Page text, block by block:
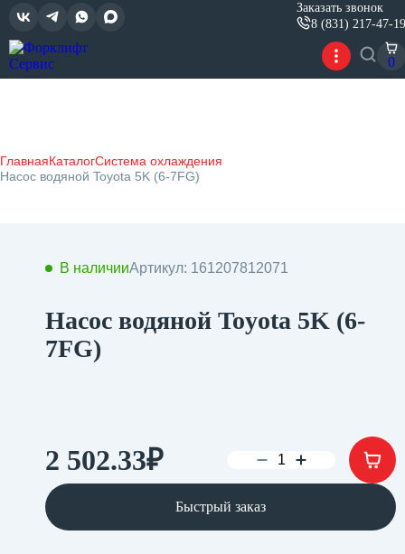
Заказать звонок
8 (831) 217-47-19
0
ГлавнаяКаталогСистема охлаждения
Насос водяной Toyota 5K (6-7FG)
В наличииАртикул: 161207812071
Насос водяной Toyota 5K (6-
7FG)
2 502.33₽
Быстрый заказ